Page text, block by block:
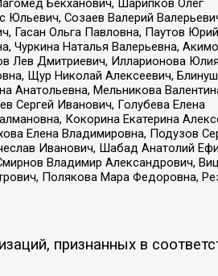
Бекханович, Шарипков Олег
Созаев Валерий
Гасан Ольга Павловна, Паутов Юрий
Чуркина Наталья Валерьевна,
Лев Дмитриевич, Илларионова Юлия
Щур Николай Алексеевич,
Анатольевна, Мельникова
Сергей Иванович, Голубева Елена
Кокорина Екатерина
Елена Владимировна, Подузов
Иванович, Шабад Анатолий
Владимир Александрович,
Полякова Мара Федоровна,
признанных в